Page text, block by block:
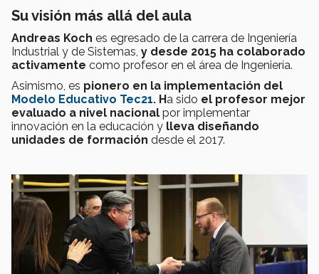
Su visión más allá del aula
Andreas Koch es egresado de la carrera de Ingeniería
Industrial y de Sistemas, y desde 2015 ha colaborado
activamente como profesor en el área de Ingeniería.
Asimismo, es pionero en la implementación del
Modelo Educativo Tec21. Ha sido el profesor mejor
evaluado a nivel nacional por implementar
innovación en la educación y lleva diseñando
unidades de formación desde el 2017.